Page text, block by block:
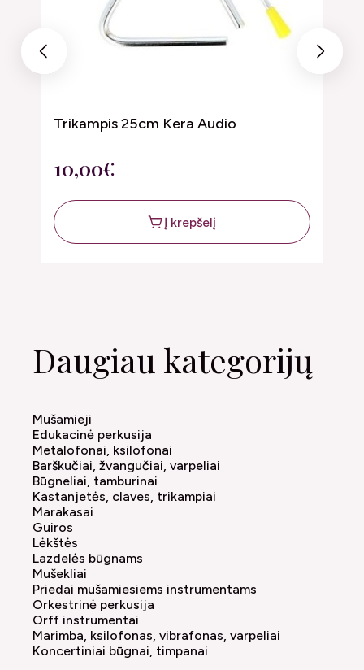
Previous
Trikampis 25cm Kera Audio
10,00€
Į krepšelį
Next
Daugiau kategorijų
Mušamieji
Edukacinė perkusija
Metalofonai, ksilofonai
Barškučiai, žvangučiai, varpeliai
Būgneliai, tamburinai
Kastanjetės, claves, trikampiai
Marakasai
Guiros
Lėkštės
Lazdelės būgnams
Mušekliai
Priedai mušamiesiems instrumentams
Orkestrinė perkusija
Orff instrumentai
Marimba, ksilofonas, vibrafonas, varpeliai
Koncertiniai būgnai, timpanai